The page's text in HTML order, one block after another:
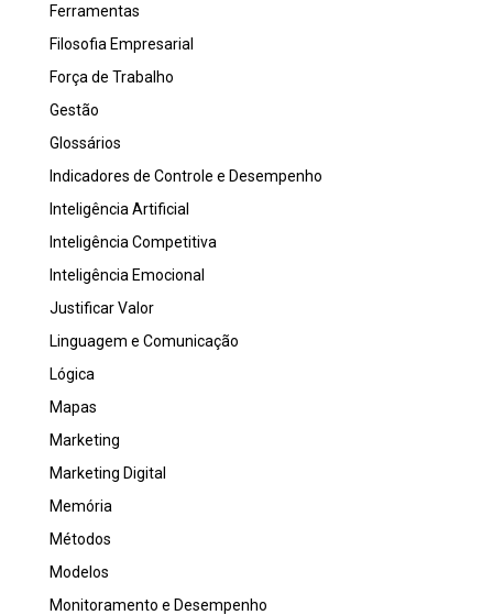
Ferramentas
Filosofia Empresarial
Força de Trabalho
Gestão
Glossários
Indicadores de Controle e Desempenho
Inteligência Artificial
Inteligência Competitiva
Inteligência Emocional
Justificar Valor
Linguagem e Comunicação
Lógica
Mapas
Marketing
Marketing Digital
Memória
Métodos
Modelos
Monitoramento e Desempenho